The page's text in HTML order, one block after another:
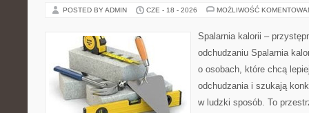
POSTED BY ADMIN CZE - 18 - 2026 MOŻLIWOŚĆ
Spalarnia kalorii –
odchudzaniu Spalarnia
o osobach, które chcą
odchudzania i szukają
w ludzki sposób. To